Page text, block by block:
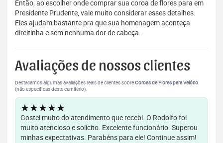
Então, ao escolher onde comprar sua coroa de flores para em
Presidente Prudente, vale muito considerar esses detalhes.
Eles ajudam bastante pra que sua homenagem aconteça
direitinha e sem nenhuma dor de cabeça.
Avaliações de nossos clientes
Destacamos algumas avaliações reais de clientes sobreCoroas de Flores para Velório.
(não específicas deste cemitério).
★★★★★
Gostei muito do atendimento que recebi. O Rodolfo foi
muito atencioso e solícito. Excelente funcionário. Superou
minhas expectativas. Parabéns para ele! Continue assim!